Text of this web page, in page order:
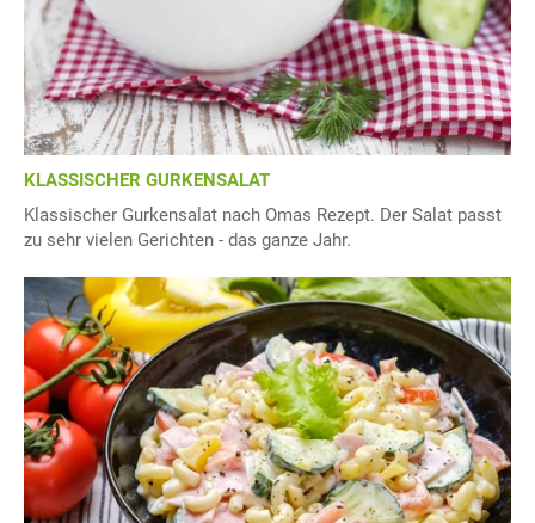
KLASSISCHER GURKENSALAT
Klassischer Gurkensalat nach Omas Rezept. Der Salat passt
zu sehr vielen Gerichten - das ganze Jahr.